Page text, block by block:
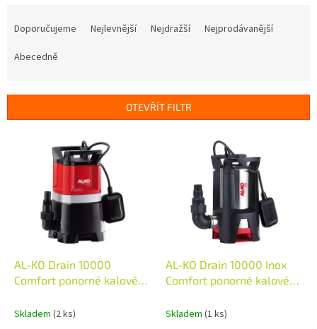
r
Doporučujeme Nejlevnější Nejdražší
Nejprodávanější
Abecedně
OTEVŘÍT FILTR
AL-KO Drain 10000
Comfort ponorné kalové
Skladem (2 ks)
AL-KO Drain 10000 Inox
Comfort ponorné kalové
Skladem (1 ks)